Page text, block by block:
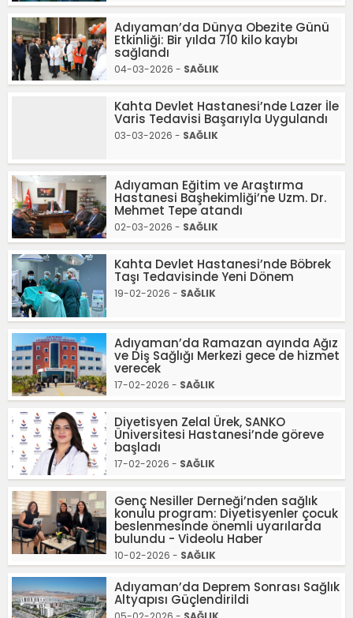
Adıyaman’da Dünya Obezite Günü
Etkinliği: Bir yılda 710 kilo kaybı
sağlandı
04-03-2026 - SAĞLIK
Kahta Devlet Hastanesi’nde Lazer İle
Varis Tedavisi Başarıyla Uygulandı
03-03-2026 - SAĞLIK
Adıyaman Eğitim ve Araştırma
Hastanesi Başhekimliği’ne Uzm. Dr.
Mehmet Tepe atandı
02-03-2026 - SAĞLIK
Kahta Devlet Hastanesi’nde Böbrek
Taşı Tedavisinde Yeni Dönem
19-02-2026 - SAĞLIK
Adıyaman’da Ramazan ayında Ağız
ve Diş Sağlığı Merkezi gece de hizmet
verecek
17-02-2026 - SAĞLIK
Diyetisyen Zelal Ürek, SANKO
Üniversitesi Hastanesi’nde göreve
başladı
17-02-2026 - SAĞLIK
Genç Nesiller Derneği’nden sağlık
konulu program: Diyetisyenler çocuk
beslenmesinde önemli uyarılarda
bulundu - Videolu Haber
10-02-2026 - SAĞLIK
Adıyaman’da Deprem Sonrası Sağlık
Altyapısı Güçlendirildi